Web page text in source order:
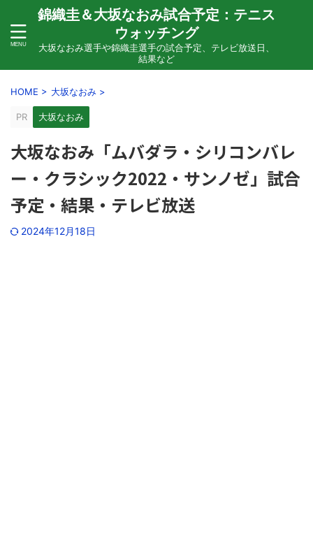
錦織圭＆大坂なおみ試合予定：テニス
ウォッチング
大坂なおみ選手や錦織圭選手の試合予定、テレビ放送日、
結果など
HOME > 大坂なおみ >
PR 大坂なおみ
大坂なおみ「ムバダラ・シリコンバレ
ー・クラシック2022・サンノゼ」試合
予定・結果・テレビ放送
2024年12月18日